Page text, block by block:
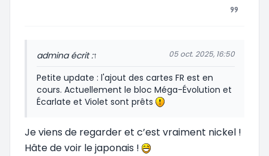
admina écrit :↑ 05 oct. 2025, 16:50
Petite update : l'ajout des cartes FR est en
cours. Actuellement le bloc Méga-Évolution et
Écarlate et Violet sont prêts
Je viens de regarder et c’est vraiment nickel !
Hâte de voir le japonais !